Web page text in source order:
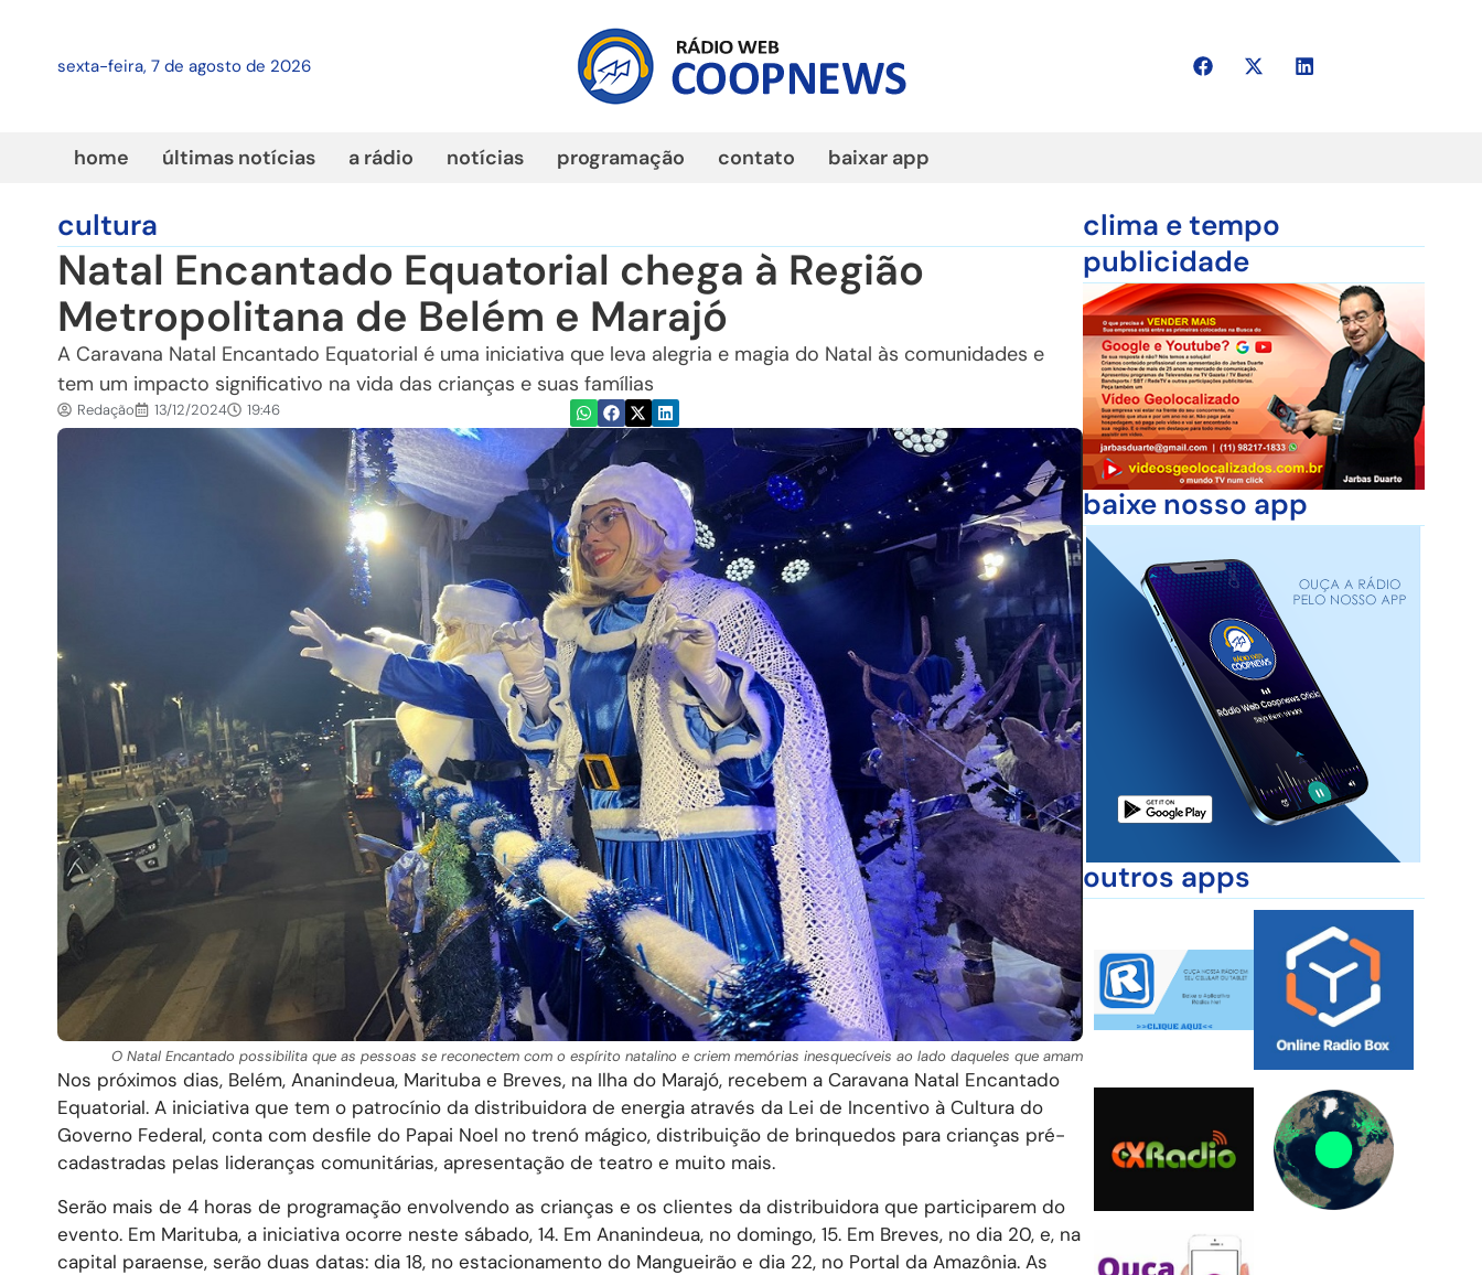
sexta-feira, 7 de agosto de 2026
home últimas notícias a rádio notícias programação contato baixar app
cultura
Natal Encantado Equatorial chega à Região
Metropolitana de Belém e Marajó
A Caravana Natal Encantado Equatorial é uma iniciativa que leva alegria e magia do Natal às comunidades e
tem um impacto significativo na vida das crianças e suas famílias
Redação 13/12/2024 19:46
O Natal Encantado possibilita que as pessoas se reconectem com o espírito natalino e criem memórias inesquecíveis ao lado daqueles que amam
Nos próximos dias, Belém, Ananindeua, Marituba e Breves, na Ilha do Marajó, recebem a Caravana Natal Encantado
Equatorial. A iniciativa que tem o patrocínio da distribuidora de energia através da Lei de Incentivo à Cultura do
Governo Federal, conta com desfile do Papai Noel no trenó mágico, distribuição de brinquedos para crianças pré-
cadastradas pelas lideranças comunitárias, apresentação de teatro e muito mais.
Serão mais de 4 horas de programação envolvendo as crianças e os clientes da distribuidora que participarem do
evento. Em Marituba, a iniciativa ocorre neste sábado, 14. Em Ananindeua, no domingo, 15. Em Breves, no dia 20, e, na
capital paraense, serão duas datas: dia 18, no estacionamento do Mangueirão e dia 22, no Portal da Amazônia. As
clima e tempo
publicidade
baixe nosso app
outros apps